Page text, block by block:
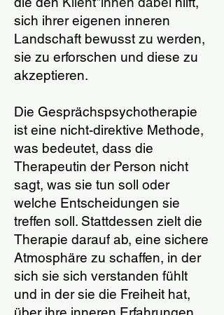
sich ihrer eigenen inneren
Landschaft bewusst zu werden,
sie zu erforschen und diese zu
akzeptieren.
Die Gesprächspsychotherapie
ist eine nicht-direktive Methode,
was bedeutet, dass die
Therapeutin der Person nicht
sagt, was sie tun soll oder
welche Entscheidungen sie
treffen soll. Stattdessen zielt die
Therapie darauf ab, eine sichere
Atmosphäre zu schaffen, in der
sich sie sich verstanden fühlt
und in der sie die Freiheit hat,